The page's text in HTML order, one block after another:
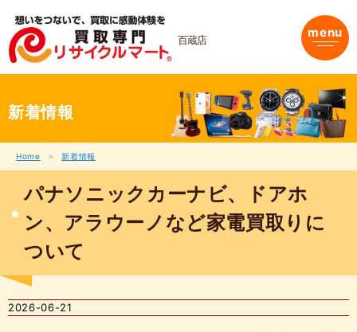
ス
百蔵店 menu
新着情報
Home 新着情報
パナソニックカーナビ、ドアホ
ン、アラウーノなど家電買取りに
ついて
2026-06-21